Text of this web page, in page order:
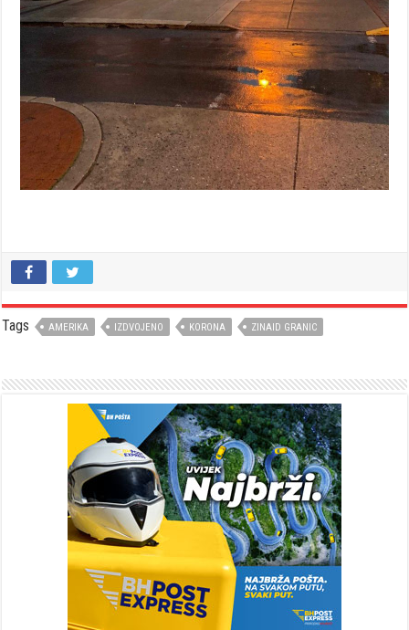
Tags AMERIKA IZDVOJENO KORONA ZINAID GRANIC